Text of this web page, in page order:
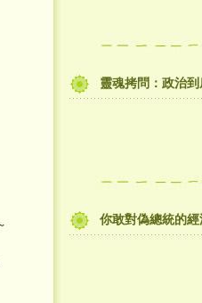
靈魂拷問：政治
你敢對偽總統的